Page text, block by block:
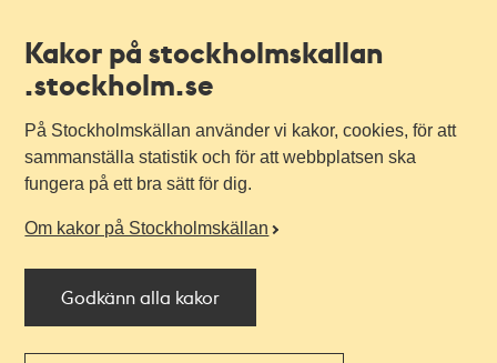
Kakor på stockholmskallan
.stockholm.se
På Stockholmskällan använder vi kakor, cookies, för att
sammanställa statistik och för att webbplatsen ska
fungera på ett bra sätt för dig.
Om kakor på Stockholmskällan
Godkänn alla kakor